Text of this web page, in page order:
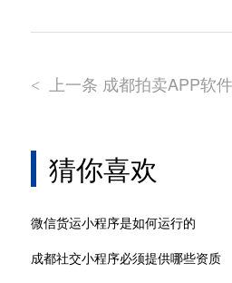
< 上一条 成都拍卖APP软
猜你喜欢
微信货运小程序是如何运行的
成都社交小程序必须提供哪些资质